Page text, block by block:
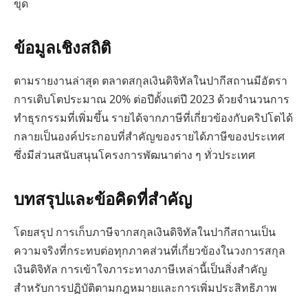
ขุด
ข้อมูลเชิงสถิติ
ตามรายงานล่าสุด ตลาดสกุลเงินดิจิทัลในปากีสถานมีอัตรา
การเติบโตประมาณ 20% ต่อปีตั้งแต่ปี 2023 ด้วยจำนวนการ
ทำธุรกรรมที่เพิ่มขึ้น รายได้จากภาษีที่เกี่ยวข้องกับคริปโตได้
กลายเป็นองค์ประกอบที่สำคัญของรายได้ภาษีของประเทศ
ซึ่งมีส่วนสนับสนุนโครงการพัฒนาต่าง ๆ ทั่วประเทศ
บทสรุปและข้อคิดที่สำคัญ
โดยสรุป การเก็บภาษีจากสกุลเงินดิจิทัลในปากีสถานเป็น
ความจริงที่กระทบต่อทุกภาคส่วนที่เกี่ยวข้องในวงการสกุล
เงินดิจิทัล การเข้าใจภาระทางภาษีเหล่านี้เป็นสิ่งสำคัญ
สำหรับการปฏิบัติตามกฎหมายและการเพิ่มประสิทธิภาพ